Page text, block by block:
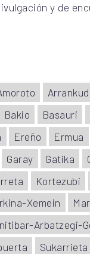
y de
Bakio Basauri
Ereño Ermua
Garay Gatika
Kortezubi
Xemein
Arbatzegi-
Sukarrieta